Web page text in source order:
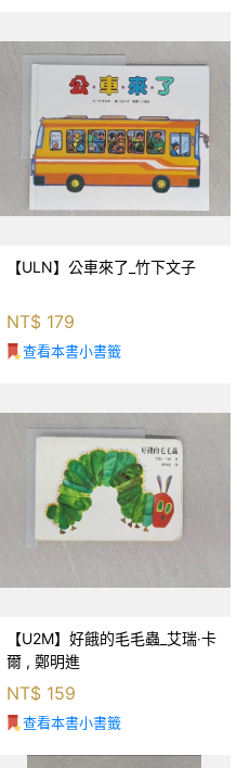
【ULN】公車來了_竹下文子
NT$ 179
查看本書小書籤
【U2M】好餓的毛毛蟲_艾瑞‧卡
爾 , 鄭明進
NT$ 159
查看本書小書籤